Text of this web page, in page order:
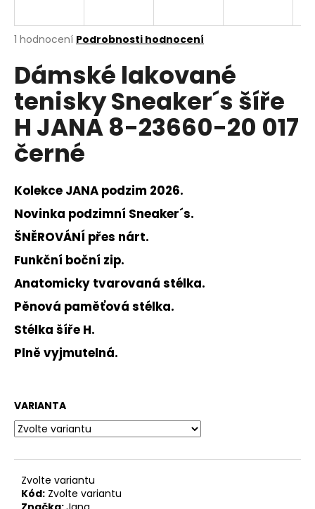
Průměrné
produktu
je
5,0
z
5
hvězdiček.
1 hodnocení Podrobnosti hodnocení
Dámské lakované
tenisky Sneaker´s šíře
H JANA 8-23660-20 017
černé
Kolekce JANA podzim 2026.
Novinka podzimní Sneaker´s.
ŠNĚROVÁNÍ přes nárt.
Funkční boční zip.
Anatomicky tvarovaná stélka.
Pěnová paměťová stélka.
Stélka šíře H.
Plně vyjmutelná.
VARIANTA
Zvolte variantu
Kód: Zvolte variantu
j
t
?
D
o
p
o
r
u
č
u
j
e
DÁMSKÉ
ZDRAVOTNÍ
FLY
FLOT